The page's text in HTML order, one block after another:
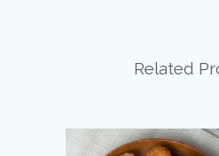
Related